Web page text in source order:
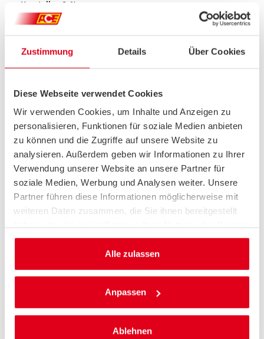
Zustimmung Details Über Cookies
Diese Webseite verwendet Cookies
Wir verwenden Cookies, um Inhalte und Anzeigen zu
personalisieren, Funktionen für soziale Medien anbieten
zu können und die Zugriffe auf unsere Website zu
analysieren. Außerdem geben wir Informationen zu Ihrer
Verwendung unserer Website an unsere Partner für
soziale Medien, Werbung und Analysen weiter. Unsere
Partner führen diese Informationen möglicherweise mit
weiteren Daten zusammen, die Sie ihnen bereitgestellt
gesammelt haben.
Alle zulassen
Anpassen
Ablehnen
Hersteller G-N
Hersteller O-T
Hersteller U-Z
Wohnmobil-Hersteller
Den Aufkleber können Sie kostenlos über unseren Info-Service
anfordern:
Ihr Kontakt zu uns
ACE-INFO-SERVICE
Telefon:0711 5303 366 77
E-Mail:info@ace.de
07.07.2026 | Constantin Hack
WEITERE TIPPS